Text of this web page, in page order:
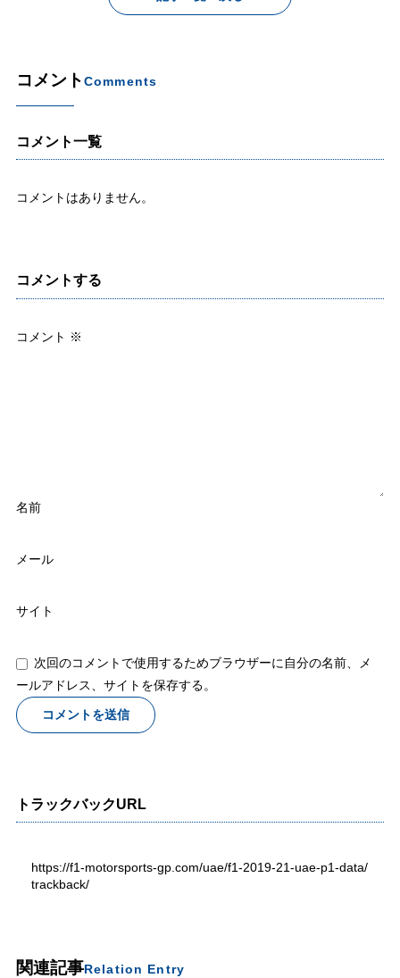
コメントComments
コメント一覧
コメントはありません。
コメントする
コメント ※
名前
メール
サイト
次回のコメントで使用するためブラウザーに自分の名前、メ
ールアドレス、サイトを保存する。
トラックバックURL
https://f1-motorsports-gp.com/uae/f1-2019-21-uae-p1-data/
trackback/
関連記事Relation Entry